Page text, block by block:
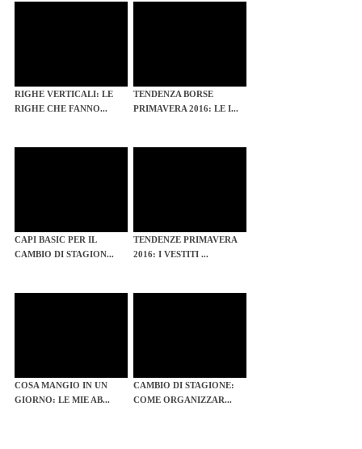
RIGHE VERTICALI: LE
RIGHE CHE FANNO...
TENDENZA BORSE
PRIMAVERA 2016: LE I...
CAPI BASIC PER IL
CAMBIO DI STAGION...
TENDENZE PRIMAVERA
2016: I VESTITI ...
COSA MANGIO IN UN
GIORNO: LE MIE AB...
CAMBIO DI STAGIONE:
COME ORGANIZZAR...